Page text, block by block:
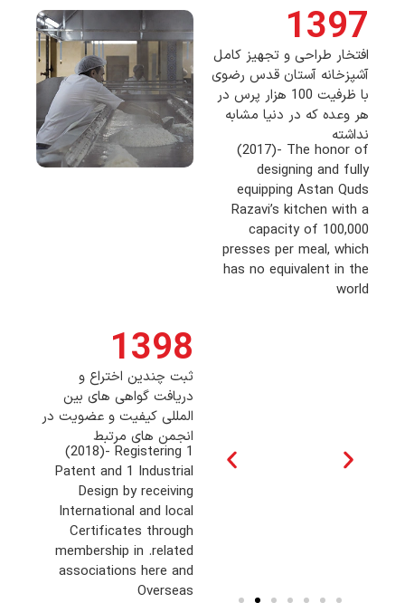
1397
افتخار طراحی و تجهیز کامل
آشپزخانه آستان قدس رضوی
با ظرفیت 100 هزار پرس در
هر وعده که در دنیا مشابه
نداشته
(2017)- The honor of
designing and fully
equipping Astan Quds
Razavi’s kitchen with a
capacity of 100,000
presses per meal, which
has no equivalent in the
world
1398
ثبت چندین اختراع و
دریافت گواهی های بین
المللی کیفیت و عضویت در
انجمن های مرتبط
(2018)- Registering 1
Patent and 1 Industrial
Design by receiving
International and local
Certificates through
membership in .related
associations here and
Overseas